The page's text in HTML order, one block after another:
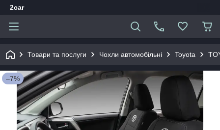
2car
Товари та послуги Чохли автомобільні Toyota
–7%